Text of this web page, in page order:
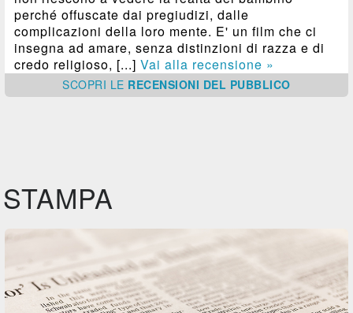
perché offuscate dai pregiudizi, dalle
complicazioni della loro mente. E' un film che ci
insegna ad amare, senza distinzioni di razza e di
credo religioso, [...]Vai alla recensione »
SCOPRI LE RECENSIONI DEL PUBBLICO
STAMPA